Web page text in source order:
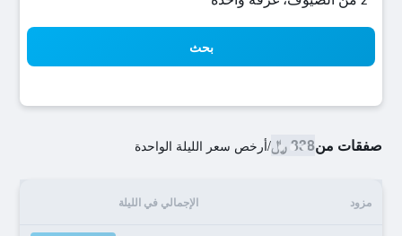
بحث
صفقات من338 ﷼ /أرخص سعر الليلة الواحدة
مزود الإجمالي في الليلة